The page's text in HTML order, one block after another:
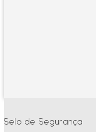
Selo de Segurança